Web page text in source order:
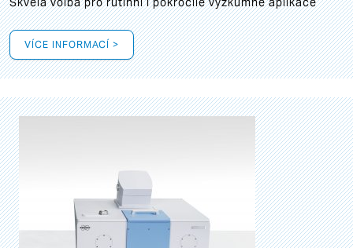
VÍCE INFORMACÍ >